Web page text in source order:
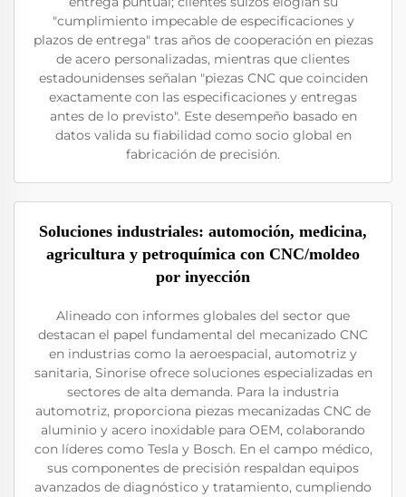
"cumplimiento impecable de especificaciones y
plazos de entrega" tras años de cooperación en piezas
de acero personalizadas, mientras que clientes
estadounidenses señalan "piezas CNC que coinciden
exactamente con las especificaciones y entregas
antes de lo previsto". Este desempeño basado en
datos valida su fiabilidad como socio global en
fabricación de precisión.
Soluciones industriales: automoción, medicina,
agricultura y petroquímica con CNC/moldeo
por inyección
Alineado con informes globales del sector que
destacan el papel fundamental del mecanizado CNC
en industrias como la aeroespacial, automotriz y
sanitaria, Sinorise ofrece soluciones especializadas en
sectores de alta demanda. Para la industria
automotriz, proporciona piezas mecanizadas CNC de
aluminio y acero inoxidable para OEM, colaborando
con líderes como Tesla y Bosch. En el campo médico,
sus componentes de precisión respaldan equipos
avanzados de diagnóstico y tratamiento, cumpliendo